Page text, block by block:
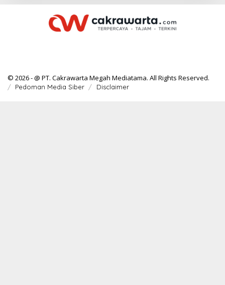
© 2026 - @ PT. Cakrawarta Megah Mediatama. All Rights Reserved.
Pedoman Media Siber Disclaimer